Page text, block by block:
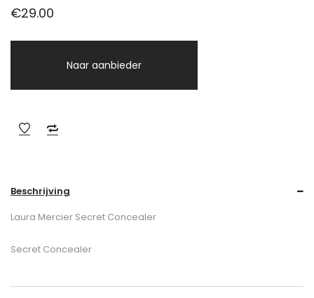
€29.00
Naar aanbieder
Beschrijving
Laura Mercier Secret Concealer
Secret Concealer